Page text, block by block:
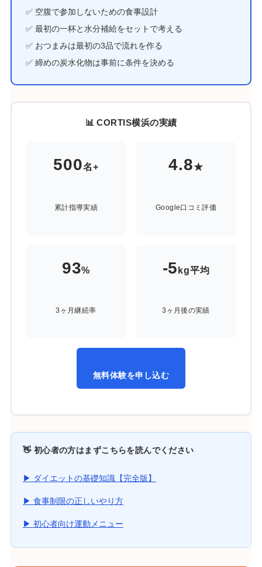
✅ 空腹で参加しないための食事設計
✅ 最初の一杯と水分補給をセットで考える
✅ おつまみは最初の3品で流れを作る
✅ 締めの炭水化物は事前に条件を決める
📊 CORTIS横浜の実績
500名+
累計指導実績
4.8★
Google口コミ評価
93%
3ヶ月継続率
-5 kg平均
3ヶ月後の実績
無料体験を申し込む
👋 初心者の方はまずこちらを読んでください
▶ ダイエットの基礎知識【完全版】
▶ 食事制限の正しいやり方
▶ 初心者向け運動メニュー